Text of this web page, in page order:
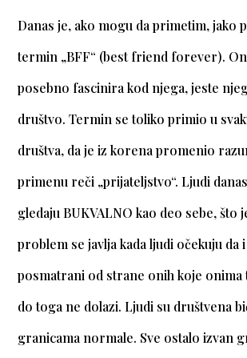
Danas je, ako mogu da primetim, jako
termin „BFF“ (best friend forever).
posebno fascinira kod njega, jeste
društvo. Termin se toliko primio u
društva, da je iz korena promenio
primenu reči „prijateljstvo“. Ljudi
gledaju BUKVALNO kao deo sebe, što
problem se javlja kada ljudi očekuju da
posmatrani od strane onih koje onima
do toga ne dolazi. Ljudi su društvena
granicama normale. Sve ostalo izvan